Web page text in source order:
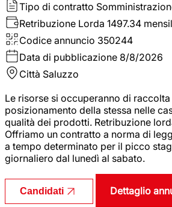
Tipo di contratto
Retribuzione Lorda 1497.34
Codice annuncio 350244
Data di pubblicazione 8/8/2026
Città Saluzzo
Le risorse si occuperanno di
posizionamento della stessa nelle
qualità dei prodotti. Retribuzione
Offriamo un contratto a norma di
a tempo determinato per il picco
giornaliero dal lunedì al sabato.
Candidati Dettaglio